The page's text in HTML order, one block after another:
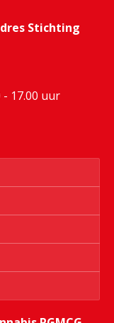
Stichting
17.00 uur